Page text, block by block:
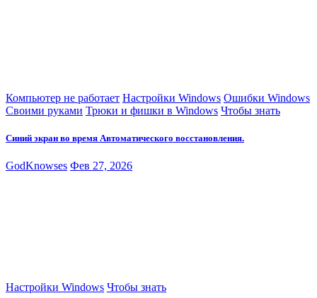
Компьютер не работает Настройки Windows Ошибки Windows
Своими руками Трюки и фишки в Windows Чтобы знать
Синий экран во время Автоматического восстановления.
GodKnowses Фев 27, 2026
Настройки Windows Чтобы знать